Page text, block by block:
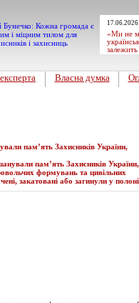
«Ми не
Власна думка
пам’ять Захисників України,